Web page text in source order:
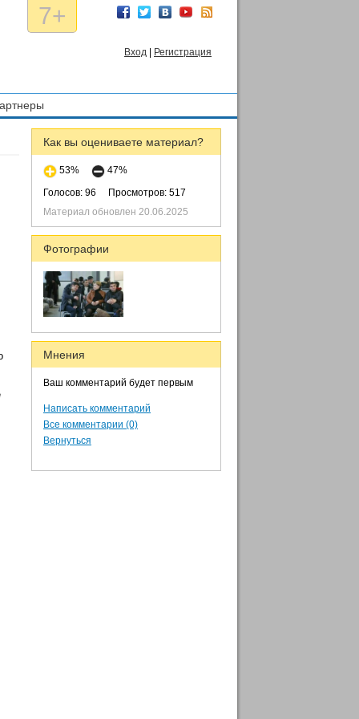
7+
Вход Регистрация
Как вы оцениваете материал?
53%
47%
Голосов: 96
Просмотров: 517
Материал обновлен 20.06.2025
Фотографии
Мнения
Ваш комментарий будет первым
Написать комментарий
Все комментарии (0)
Вернуться